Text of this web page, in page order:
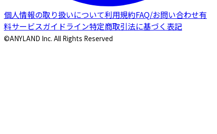
個人情報の取り扱いについて利用規約FAQ/お問い合わせ有
料サービスガイドライン特定商取引法に基づく表記
©ANYLAND Inc. All Rights Reserved